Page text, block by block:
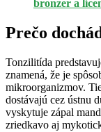
bronzer a
Prečo
Tonzilitída
znamená, že je
mikroorganizmov.
dostávajú cez ústnu
vyskytuje zápal
zriedkavo aj